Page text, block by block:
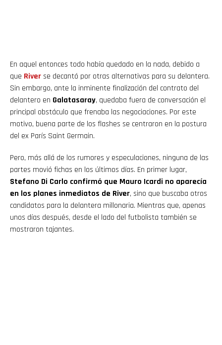
En aquel entonces todo había quedado en la nada, debido a
que Riverse decantó por otras alternativas para su delantera.
Sin embargo, ante la inminente finalización del contrato del
delantero en Galatasaray, quedaba fuera de conversación el
principal obstáculo que frenaba las negociaciones. Por este
motivo, buena parte de los flashes se centraron en la postura
del ex París Saint Germain.
Pero, más allá de los rumores y especulaciones, ninguna de las
partes movió fichas en los últimos días. En primer lugar,
Stefano Di Carlo confirmó que Mauro Icardi no aparecía
en los planes inmediatos de River, sino que buscaba otros
candidatos para la delantera millonaria. Mientras que, apenas
unos días después, desde el lado del futbolista también se
mostraron tajantes.